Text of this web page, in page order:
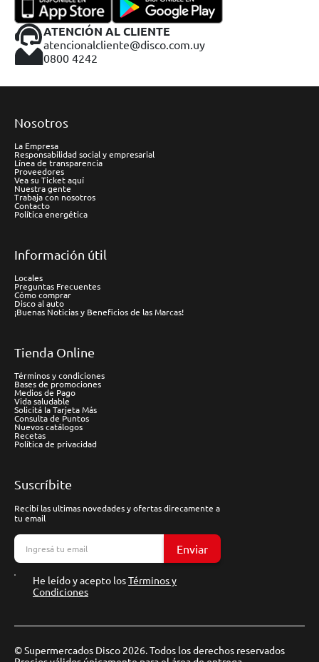
ATENCIÓN AL CLIENTE
atencionalcliente@disco.com.uy
0800 4242
Nosotros
La Empresa
Responsabilidad social y empresarial
Línea de transparencia
Proveedores
Vea su Ticket aquí
Nuestra gente
Trabaja con nosotros
Contacto
Política energética
Información útil
Locales
Preguntas Frecuentes
Cómo comprar
Disco al auto
¡Buenas Noticias y Beneficios de las Marcas!
Tienda Online
Términos y condiciones
Bases de promociones
Medios de Pago
Vida saludable
Solicitá la Tarjeta Más
Consulta de Puntos
Nuevos catálogos
Recetas
Política de privacidad
Suscríbite
Recibí las ultimas novedades y ofertas direcamente a
tu email
Enviar
He leído y acepto losTérminos y
Condiciones
© Supermercados Disco 2026. Todos los derechos reservados